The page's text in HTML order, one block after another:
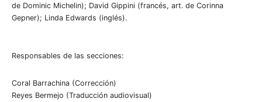
de Dominic Michelin); David Gippini (francés, art. de Corinna
Gepner); Linda Edwards (inglés).
Responsables de las secciones:
Coral Barrachina (Corrección)
Reyes Bermejo (Traducción audiovisual)